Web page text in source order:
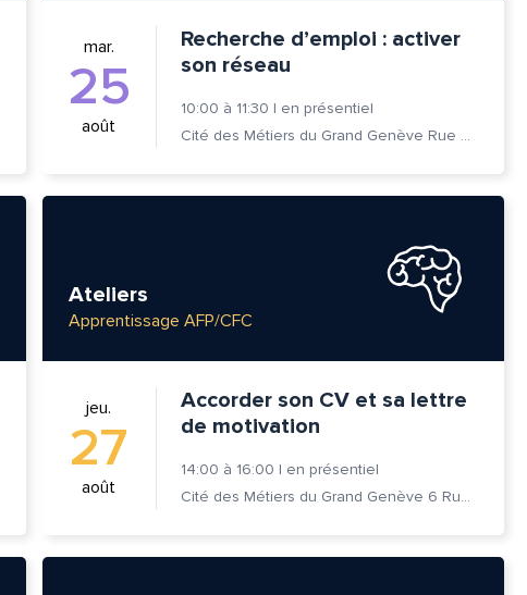
mar.
25
août
Recherche d’emploi : activer
son réseau
10:00 à 11:30 | en présentiel
Cité des Métiers du Grand Genève Rue Prévost-Martin 6 1205 Genève
Ateliers
Apprentissage AFP/CFC
jeu.
27
août
Accorder son CV et sa lettre
de motivation
14:00 à 16:00 | en présentiel
Cité des Métiers du Grand Genève 6 Rue Prévost-Martin 1205 Genève